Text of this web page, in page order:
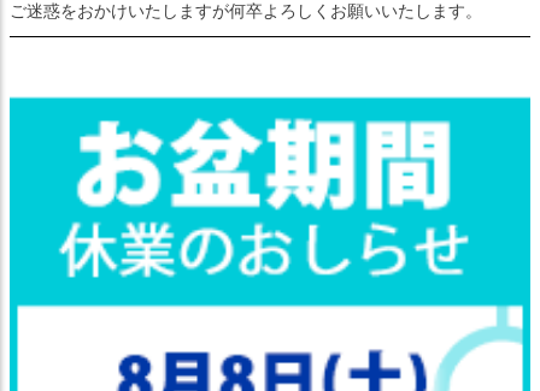
ご迷惑をおかけいたしますが何卒よろしくお願いいたします。